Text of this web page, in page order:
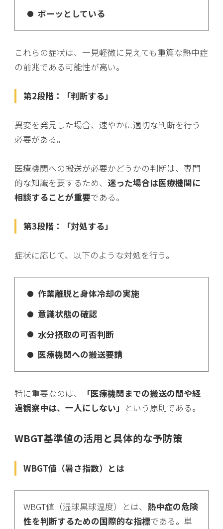
ボーッとしている
これらの症状は、一見軽微に見えても重篤な熱中症
の前兆である可能性が高い。
第2段階：「判断する」
異変を発見した場合、速やかに適切な判断を行う
必要がある。
医療機関への搬送が必要かどうかの判断は、専門
的な知識を要するため、 迷った場合は医療機関に
相談することが重要である。
第3段階：「対処する」
症状に応じて、以下のような対処を行う。
作業離脱と身体冷却の実施
意識状態の確認
水分摂取の可否判断
医療機関への搬送要請
特に重要なのは、
「医療機関までの搬送の間や経
過観察中は、一人にしない」
という原則である。
WBGT基準値の活用と具体的な予防策
WBGT値（暑さ指数）とは
WBGT値（湿球黒球温度）とは、 熱中症の危険
性を判断するための国際的な指標である。単